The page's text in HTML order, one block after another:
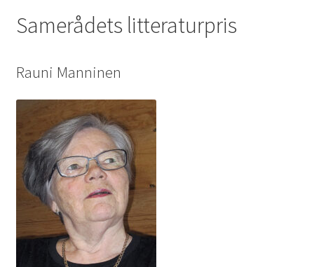
Samerådets litteraturpris
Rauni Manninen